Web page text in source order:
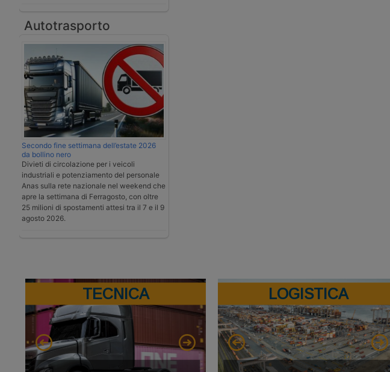
Autotrasporto
Secondo fine settimana dell’estate 2026
da bollino nero
Divieti di circolazione per i veicoli
industriali e potenziamento del personale
Anas sulla rete nazionale nel weekend che
apre la settimana di Ferragosto, con oltre
25 milioni di spostamenti attesi tra il 7 e il 9
agosto 2026.
TECNICA LOGISTICA